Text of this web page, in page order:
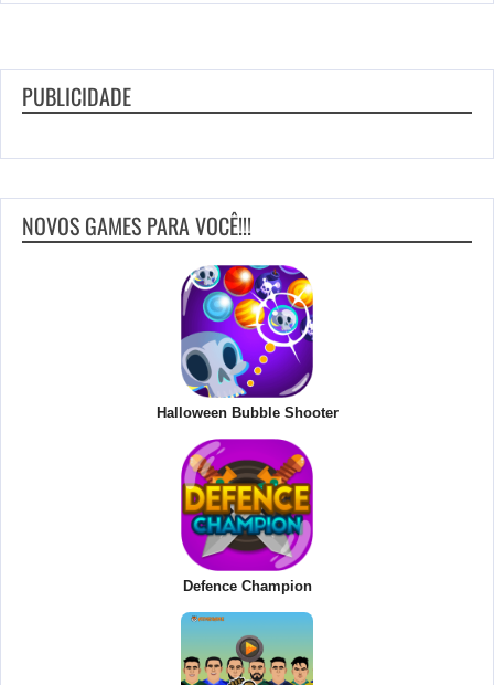
PUBLICIDADE
NOVOS GAMES PARA VOCÊ!!!
Halloween Bubble Shooter
Defence Champion